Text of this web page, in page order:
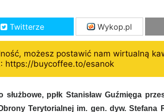
Twitterze Wykop.pl
możesz postawić nam wirtualną
https://buycoffee.to/esanok
ppłk Stanisław Guźmięga
Terytorialnej im. gen. dyw. Stefana